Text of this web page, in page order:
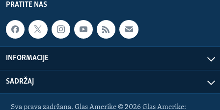
PRATITE NAS
INFORMACIJE
SADRŽAJ
Sva prava zadržana. Glas Amerike © 2026 Glas Amerike: